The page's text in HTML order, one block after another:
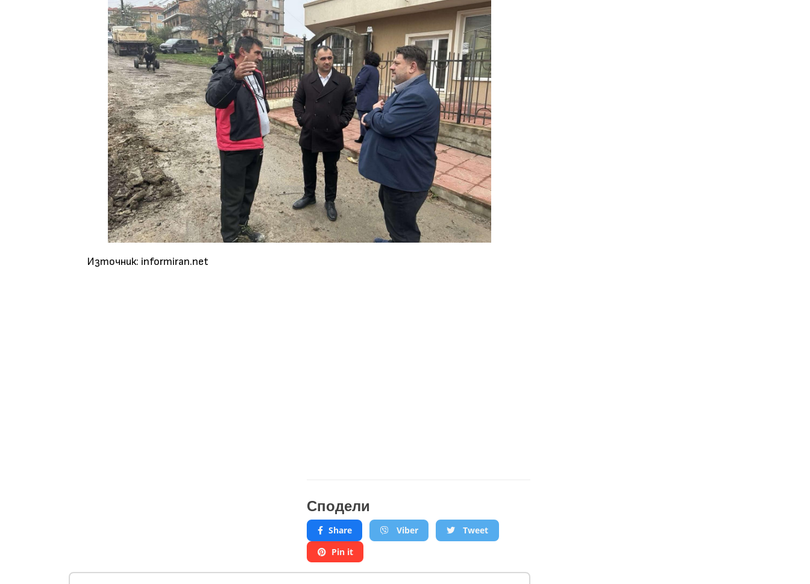
Източник: informiran.net
Сподели
Share Viber
Tweet
Pin it